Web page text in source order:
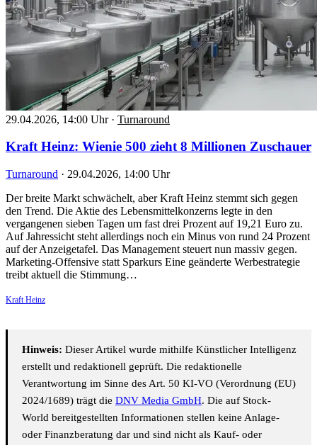
29.04.2026, 14:00 Uhr · Turnaround
Kraft Heinz: Wienie 500 zieht 8 Millionen Zuschauer
Turnaround · 29.04.2026, 14:00 Uhr
Der breite Markt schwächelt, aber Kraft Heinz stemmt sich gegen
den Trend. Die Aktie des Lebensmittelkonzerns legte in den
vergangenen sieben Tagen um fast drei Prozent auf 19,21 Euro zu.
Auf Jahressicht steht allerdings noch ein Minus von rund 24 Prozent
auf der Anzeigetafel. Das Management steuert nun massiv gegen.
Marketing-Offensive statt Sparkurs Eine geänderte Werbestrategie
treibt aktuell die Stimmung…
Kraft Heinz
Hinweis: Dieser Artikel wurde mithilfe Künstlicher Intelligenz
erstellt und redaktionell geprüft. Die redaktionelle
Verantwortung im Sinne des Art. 50 KI-VO (Verordnung (EU)
2024/1689) trägt die DNV Media GmbH. Die auf Stock-
World bereitgestellten Informationen stellen keine Anlage-
oder Finanzberatung dar und sind nicht als Kauf- oder